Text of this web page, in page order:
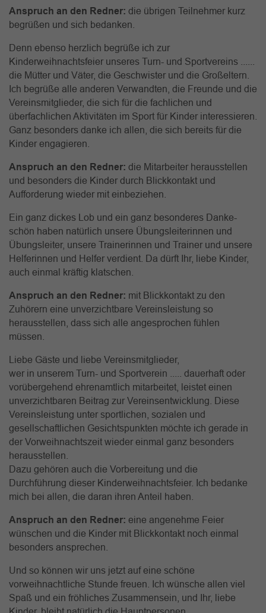
Anspruch an den Redner: die übrigen Teilnehmer kurz
begrüßen und sich bedanken.
Denn ebenso herzlich begrüße ich zur
Kinderweihnachtsfeier unseres Turn- und Sportvereins ......
die Mütter und Väter, die Geschwister und die Großeltern.
Ich begrüße alle anderen Verwandten, die Freunde und die
Vereinsmitglieder, die sich für die fachlichen und
überfachlichen Aktivitäten im Sport für Kinder interessieren.
Ganz besonders danke ich allen, die sich bereits für die
Kinder engagieren.
Anspruch an den Redner: die Mitarbeiter herausstellen
und besonders die Kinder durch Blickkontakt und
Aufforderung wieder mit einbeziehen.
Ein ganz dickes Lob und ein ganz besonderes Danke-
schön haben natürlich unsere Übungsleiterinnen und
Übungsleiter, unsere Trainerinnen und Trainer und unsere
Helferinnen und Helfer verdient. Da dürft Ihr, liebe Kinder,
auch einmal kräftig klatschen.
Anspruch an den Redner: mit Blickkontakt zu den
Zuhörern eine unverzichtbare Vereinsleistung so
herausstellen, dass sich alle angesprochen fühlen
müssen.
Liebe Gäste und liebe Vereinsmitglieder,
wer in unserem Turn- und Sportverein ..... dauerhaft oder
vorübergehend ehrenamtlich mitarbeitet, leistet einen
unverzichtbaren Beitrag zur Vereinsentwicklung. Diese
Vereinsleistung unter sportlichen, sozialen und
gesellschaftlichen Gesichtspunkten möchte ich gerade in
der Vorweihnachtszeit wieder einmal ganz besonders
herausstellen.
Dazu gehören auch die Vorbereitung und die
Durchführung dieser Kinderweihnachtsfeier. Ich bedanke
mich bei allen, die daran ihren Anteil haben.
Anspruch an den Redner: eine angenehme Feier
wünschen und die Kinder mit Blickkontakt noch einmal
besonders ansprechen.
Und so können wir uns jetzt auf eine schöne
vorweihnachtliche Stunde freuen. Ich wünsche allen viel
Spaß und ein fröhliches Zusammensein, und Ihr, liebe